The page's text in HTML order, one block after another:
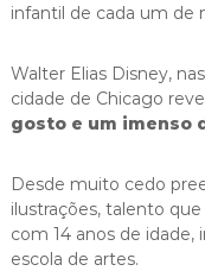
infantil de cada um de
Walter Elias Disney,
cidade de Chicago
gosto e um imenso
Desde muito cedo
ilustrações, talento
com 14 anos de idade,
escola de artes.